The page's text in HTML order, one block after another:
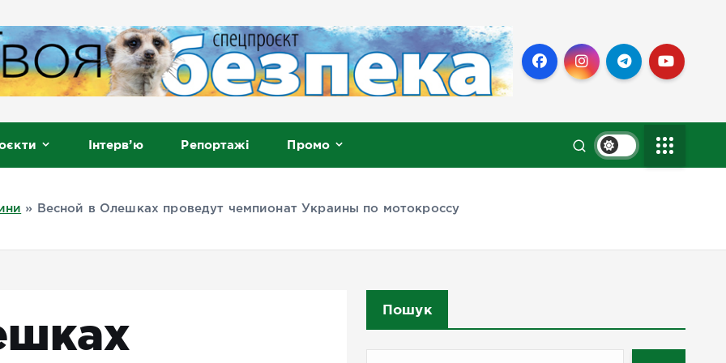
Інтерв’ю Репортажі Промо
» Весной в Олешках проведут чемпионат Украины по мотокроссу
Пошук